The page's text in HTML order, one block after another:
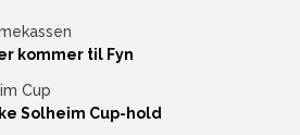
kommer til Fyn
Cup
Solheim Cup-hold